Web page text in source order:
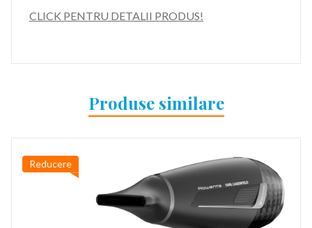
CLICK PENTRU DETALII PRODUS!
Produse similare
Reducere